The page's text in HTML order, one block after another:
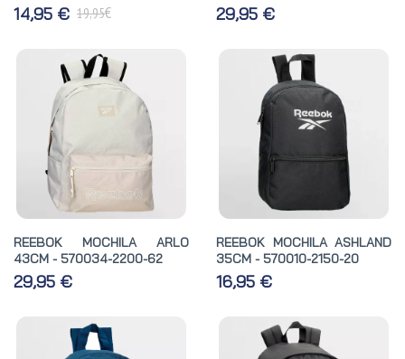
14,95 € 19,95€ 29,95 €
REEBOK MOCHILA ARLO
43CM - 570034-2200-62
29,95 €
REEBOK MOCHILA ASHLAND
35CM - 570010-2150-20
16,95 €